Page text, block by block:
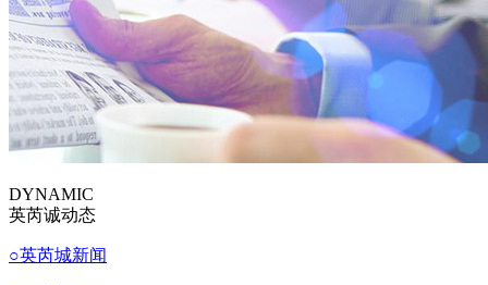
DYNAMIC
英芮诚动态
○英芮城新闻